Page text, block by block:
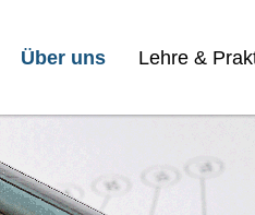
Über uns Lehre &